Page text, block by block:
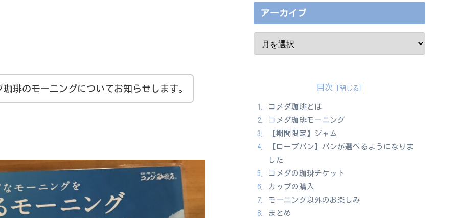
琲のモーニングについてお知らせします。
アーカイブ
目次
コメダ珈琲とは
コメダ珈琲モーニング
【期間限定】ジャム
【ローブパン】パンが選べるようになりま
した
コメダの珈琲チケット
カップの購入
モーニング以外のお楽しみ
まとめ